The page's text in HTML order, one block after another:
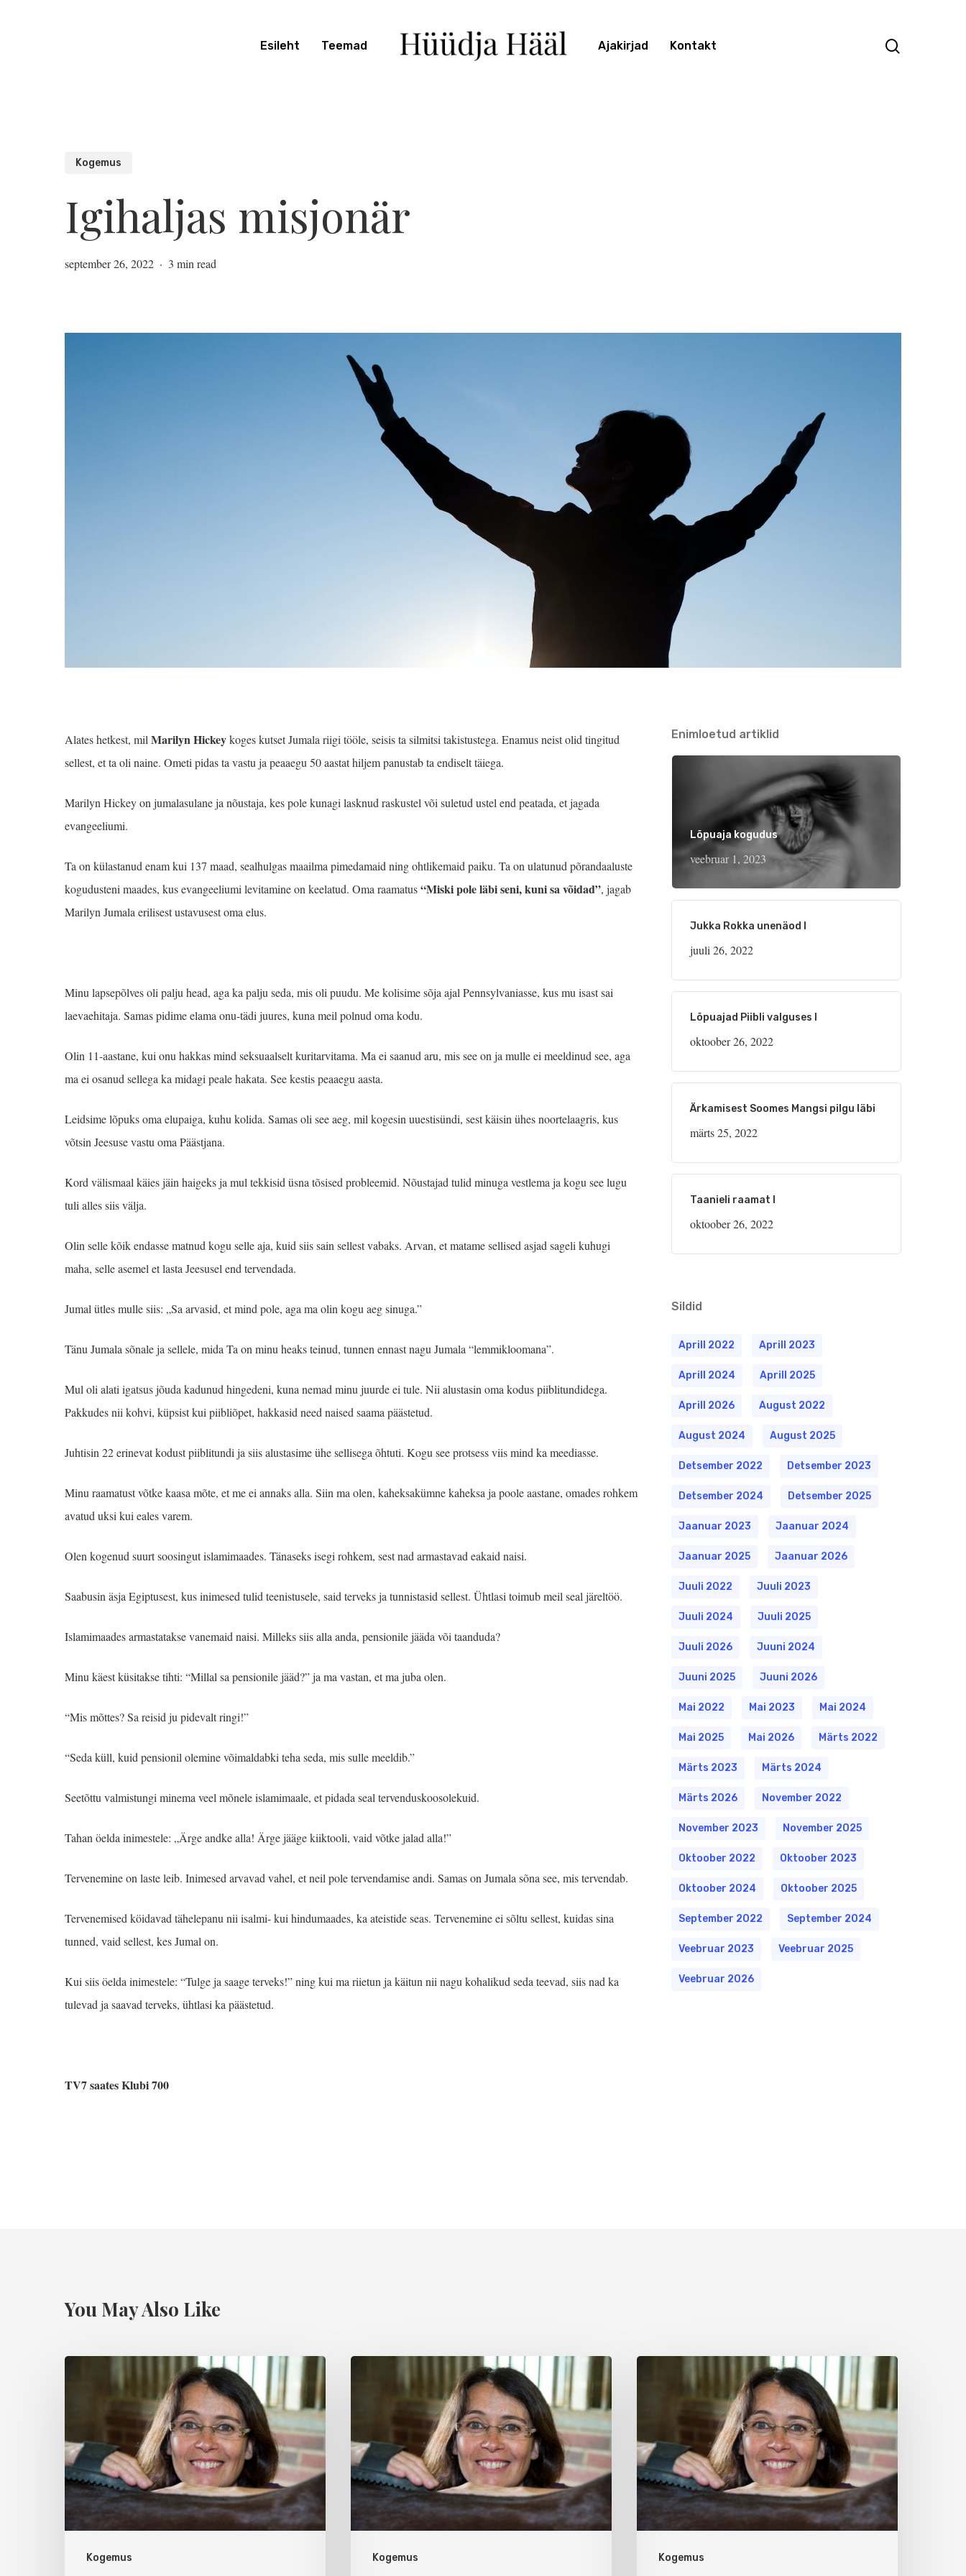
Esileht Teemad Ajakirjad Kontakt
Kogemus
Igihaljas misjonär
september 26, 2022 3 min read
Alates hetkest, milMarilyn Hickeykoges kutset Jumala riigi tööle, seisis ta silmitsi takistustega. Enamus neist olid tingitud
sellest, et ta oli naine. Ometi pidas ta vastu ja peaaegu 50 aastat hiljem panustab ta endiselt täiega.
Marilyn Hickey on jumala­sulane ja nõustaja, kes pole kunagi lasknud raskustel või suletud ustel end peatada, et jagada
evangeeliumi.
Ta on külastanud enam kui 137 maad, sealhulgas maailma pimedamaid ning ohtlikemaid paiku. Ta on ulatunud põrandaaluste
kogudusteni maades, kus evangeeliumi levitamine on keelatud. Oma raamatus“Miski pole läbi seni, kuni sa võidad”, jagab
Marilyn Jumala erilisest ustavusest oma elus.
Minu lapsepõlves oli palju head, aga ka palju seda, mis oli puudu. Me kolisime sõja ajal Pennsylvaniasse, kus mu isast sai
laevaehitaja. Samas pidime elama onu-tädi juures, kuna meil polnud oma kodu.
Olin 11-aastane, kui onu hakkas mind seksuaalselt kuritarvitama. Ma ei saanud aru, mis see on ja mulle ei meeldinud see, aga
ma ei osanud sellega ka midagi peale hakata. See kestis peaaegu aasta.
Leidsime lõpuks oma elupaiga, kuhu kolida. Samas oli see aeg, mil kogesin uuestisündi, sest käisin ühes noortelaagris, kus
võtsin Jeesuse vastu oma Päästjana.
Kord välismaal käies jäin haigeks ja mul tekkisid üsna tõsised probleemid. Nõustajad tulid minuga vestlema ja kogu see lugu
tuli alles siis välja.
Olin selle kõik endasse matnud kogu selle aja, kuid siis sain sellest vabaks. Arvan, et matame sellised asjad sageli kuhugi
maha, selle asemel et lasta Jeesusel end tervendada.
Jumal ütles mulle siis: „Sa arvasid, et mind pole, aga ma olin kogu aeg sinuga.”
Tänu Jumala sõnale ja sellele, mida Ta on minu heaks teinud, tunnen ennast nagu Jumala “lemmikloomana”.
Mul oli alati igatsus jõuda kadunud hingedeni, kuna nemad minu juurde ei tule. Nii alustasin oma kodus piiblitundidega.
Pakkudes nii kohvi, küpsist kui piibliõpet, hakkasid need naised saama päästetud.
Juhtisin 22 erinevat kodust piiblitundi ja siis alustasime ühe sellisega õhtuti. Kogu see protsess viis mind ka meediasse.
Minu raamatust võtke kaasa mõte, et me ei annaks alla. Siin ma olen, kaheksakümne kaheksa ja poole aastane, omades rohkem
avatud uksi kui eales varem.
Olen kogenud suurt soosingut islamimaades. Tänaseks isegi rohkem, sest nad armastavad eakaid naisi.
Saabusin äsja Egiptusest, kus inimesed tulid teenistusele, said terveks ja tunnistasid sellest. Ühtlasi toimub meil seal järeltöö.
Islamimaades armastatakse vanemaid naisi. Milleks siis alla anda, pensionile jääda või taanduda?
Minu käest küsitakse tihti: “Millal sa pensionile jääd?” ja ma vastan, et ma juba olen.
“Mis mõttes? Sa reisid ju pidevalt ringi!”
“Seda küll, kuid pensionil olemine võimaldabki teha seda, mis sulle meeldib.”
Seetõttu valmistungi mine­ma veel mõnele islamimaale, et pidada seal tervenduskoosolekuid.
Tahan öelda inimestele: „Ärge andke alla! Ärge jääge kiiktooli, vaid võtke jalad alla!”
Tervenemine on laste leib. Inimesed arvavad vahel, et neil pole tervendamise andi. Samas on Jumala sõna see, mis tervendab.
Tervenemised köidavad tähelepanu nii isalmi- kui hindumaades, ka ateistide seas. Tervenemine ei sõltu sellest, kuidas sina
tunned, vaid sellest, kes Jumal on.
Kui siis öelda inimestele: “Tulge ja saage terveks!” ning kui ma riietun ja käitun nii nagu kohalikud seda teevad, siis nad ka
tulevad ja saavad terveks, ühtlasi ka päästetud.
TV7 saates Klubi 700
Enimloetud artiklid
Lõpuaja kogudus
veebruar 1, 2023
Jukka Rokka unenäod I
juuli 26, 2022
Lõpuajad Piibli valguses I
oktoober 26, 2022
Ärkamisest Soomes Mangsi pilgu läbi
märts 25, 2022
Taanieli raamat I
oktoober 26, 2022
Sildid
Aprill 2022 Aprill 2023
Aprill 2024 Aprill 2025
Aprill 2026 August 2022
August 2024 August 2025
Detsember 2022 Detsember 2023
Detsember 2024 Detsember 2025
Jaanuar 2023 Jaanuar 2024
Jaanuar 2025 Jaanuar 2026
Juuli 2022 Juuli 2023
Juuli 2024 Juuli 2025
Juuli 2026 Juuni 2024
Juuni 2025 Juuni 2026
Mai 2022 Mai 2023 Mai 2024
Mai 2025 Mai 2026 Märts 2022
Märts 2023 Märts 2024
Märts 2026 November 2022
November 2023 November 2025
Oktoober 2022 Oktoober 2023
Oktoober 2024 Oktoober 2025
September 2022 September 2024
Veebruar 2023 Veebruar 2025
Veebruar 2026
You May Also Like
Kogemus Kogemus Kogemus